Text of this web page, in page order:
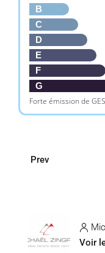
B
C
D
E
F
G
Forte émission de GES
Prev
Voir